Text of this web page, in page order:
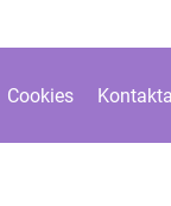
Cookies